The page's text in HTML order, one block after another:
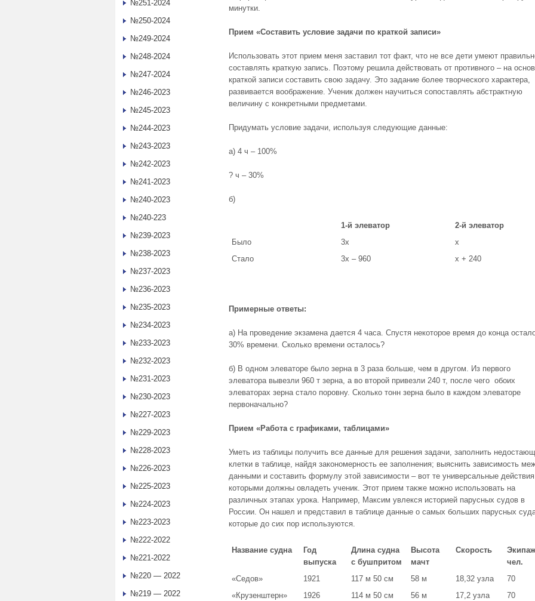
минутки.
Прием «Составить условие задачи по краткой записи»
Использовать этот прием меня заставил тот факт, что не все дети умеют
составлять краткую запись. Поэтому решила действовать от противного – на
краткой записи составить свою задачу. Это задание более творческого характера,
развивается воображение. Ученик должен научиться сопоставлять абстрактную
величину с конкретными предметами.
Придумать условие задачи, используя следующие данные:
а) 4 ч – 100%
? ч – 30%
б)
1-й элеватор
2-й элеватор
Было
3х
х
Стало
3х – 960 х + 240
Примерные ответы:
а) На проведение экзамена дается 4 часа. Спустя некоторое время до конца
30% времени. Сколько времени осталось?
б) В одном элеваторе было зерна в 3 раза больше, чем в другом. Из первого
элеватора вывезли 960 т зерна, а во второй привезли 240 т, после чего обоих
элеваторах зерна стало поровну. Сколько тонн зерна было в каждом элеваторе
первоначально?
Прием «Работа с графиками, таблицами»
Уметь из таблицы получить все данные для решения задачи, заполнить
клетки в таблице, найдя закономерность ее заполнения; выяснить зависимость
данными и составить формулу этой зависимости – вот те универсальные
которыми должны овладеть ученик. Этот прием также можно использовать на
различных этапах урока. Например, Максим увлекся историей парусных судов в
России. Он нашел и представил в таблице данные о самых больших парусных
которые до сих пор используются.
Название судна
Год
выпуска
Длина судна
с бушпритом
Высота
мачт
Скорость
чел.
«Седов»
1921 117 м 50 см 58 м 18,32 узла
70
«Крузенштерн»
1926 114 м 50 см 56 м 17,2 узла
70
№251-2024
№250-2024
№249-2024
№248-2024
№247-2024
№246-2023
№245-2023
№244-2023
№243-2023
№242-2023
№241-2023
№240-2023
№240-223
№239-2023
№238-2023
№237-2023
№236-2023
№235-2023
№234-2023
№233-2023
№232-2023
№231-2023
№230-2023
№227-2023
№229-2023
№228-2023
№226-2023
№225-2023
№224-2023
№223-2023
№222-2022
№221-2022
№220 — 2022
№219 — 2022